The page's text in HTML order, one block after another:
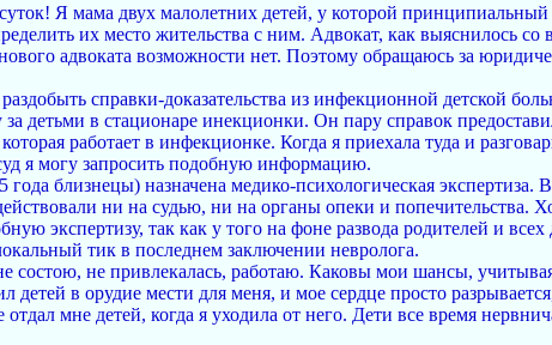
Я мама двух малолетних детей, у которой
их место жительства с ним. Адвокат, как выяснилось
адвоката возможности нет. Поэтому обращаюсь за
справки-доказательства из инфекционной детской
детьми в стационаре инекционки. Он пару справок
работает в инфекционке. Когда я приехала туда и
я могу запросить подобную информацию.
года близнецы) назначена медико-психологическая
ни на судью, ни на органы опеки и попечительства.
экспертизу, так как у того на фоне развода родителей и
тик в последнем заключении невролога.
состою, не привлекалась, работаю. Каковы мои шансы,
детей в орудие мести для меня, и мое сердце просто
отдал мне детей, когда я уходила от него. Дети все время